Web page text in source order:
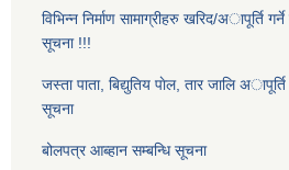
विभिन्न निर्माण सामाग्रीहरु खरिद/अापूर्ति
सूचना !!!
जस्ता पाता, बिद्युतिय पाेल, तार जालि अापूर्ति
सूचना
बोलपत्र आब्हान सम्बन्धि सूचना